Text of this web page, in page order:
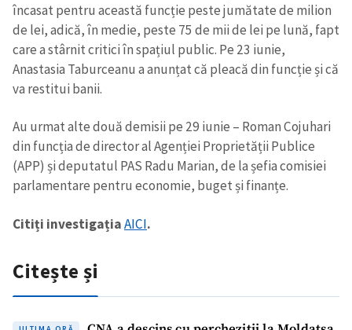
încasat pentru această funcție peste jumătate de milion
de lei, adică, în medie, peste 75 de mii de lei pe lună, fapt
care a stârnit critici în spațiul public. Pe 23 iunie,
Anastasia Taburceanu a anunțat că pleacă din funcție și că
va restitui banii.
Au urmat alte două demisii pe 29 iunie – Roman Cojuhari
din funcția de director al Agenției Proprietății Publice
(APP) și deputatul PAS Radu Marian, de la șefia comisiei
parlamentare pentru economie, buget și finanțe.
Citiți investigațiaAICI.
Citește și